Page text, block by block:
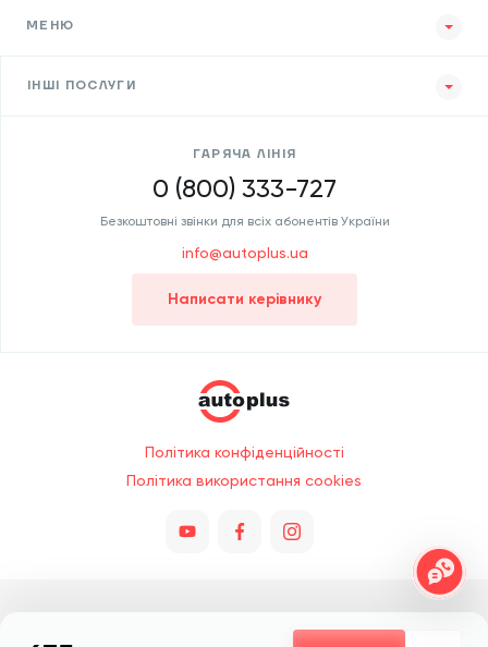
МЕНЮ
ІНШІ ПОСЛУГИ
ГАРЯЧА ЛІНІЯ
0 (800) 333-727
Безкоштовні звінки для всіх абонентів України
info@autoplus.ua
Написати керівнику
Політика конфіденційності
Політика використання cookies